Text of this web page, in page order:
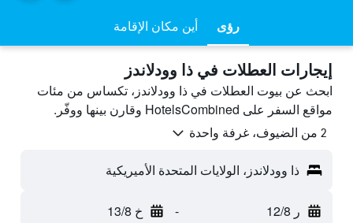
رؤى أين مكان الإقامة
إيجارات العطلات في ذا وودلاندز
ابحث عن بيوت العطلات في ذا وودلاندز، تكساس من مئات
مواقع السفر على HotelsCombined وقارن بينها ووفّر.
2 من الضيوف، غرفة واحدة
ذا وودلاندز، الولايات المتحدة الأميريكية
ر 12/8 - خ 13/8